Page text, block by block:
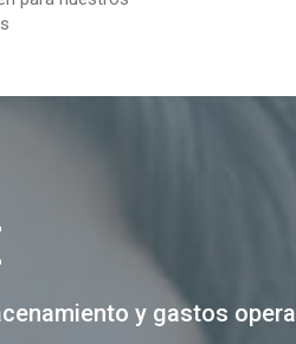
y gastos